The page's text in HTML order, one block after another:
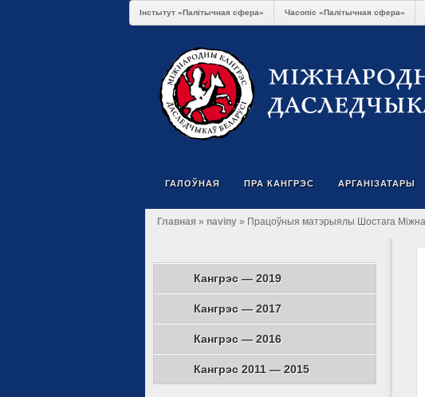
Інстытут «Палітычная сфера» Часопіс «Палітычная сфера»
ГАЛОЎНАЯ ПРА КАНГРЭС АРГАНІЗАТАРЫ
Главная » naviny » Працоўныя матэрыялы Шостага
Кангрэс — 2019
Кангрэс — 2017
Кангрэс — 2016
Кангрэс 2011 — 2015